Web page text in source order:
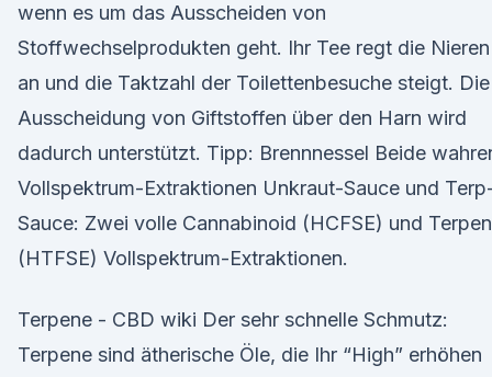
wenn es um das Ausscheiden von
Stoffwechselprodukten geht. Ihr Tee regt die Nieren
an und die Taktzahl der Toilettenbesuche steigt. Die
Ausscheidung von Giftstoffen über den Harn wird
dadurch unterstützt. Tipp: Brennnessel Beide
Vollspektrum-Extraktionen Unkraut-Sauce und
Sauce: Zwei volle Cannabinoid (HCFSE) und
(HTFSE) Vollspektrum-Extraktionen.
Terpene - CBD wiki Der sehr schnelle Schmutz:
Terpene sind ätherische Öle, die Ihr “High” erhöhen